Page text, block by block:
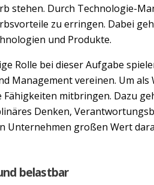
stehen. Durch Technologie-
zu erringen. Dabei
und Produkte.
Rolle bei dieser Aufgabe
Management vereinen. Um
Fähigkeiten mitbringen. Dazu
Denken,
Unternehmen großen Wert
belastbar